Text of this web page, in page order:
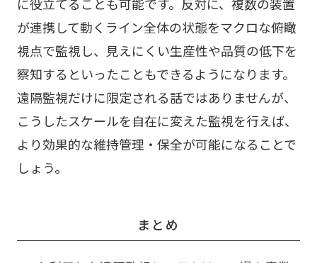
が連携して動くライン全体の状態をマクロな俯瞰
視点で監視し、見えにくい生産性や品質の低下を
察知するといったこともできるようになります。
遠隔監視だけに限定される話ではありませんが、
こうしたスケールを自在に変えた監視を行えば、
より効果的な維持管理・保全が可能になることで
しょう。
まとめ